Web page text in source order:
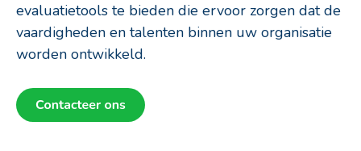
evaluatietools te bieden die ervoor zorgen dat de
vaardigheden en talenten binnen uw organisatie
worden ontwikkeld.